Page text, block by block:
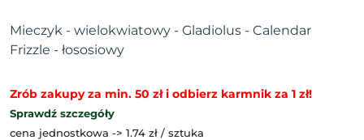
Mieczyk - wielokwiatowy - Gladiolus - Calendar
Frizzle - łososiowy
Zrób zakupy za min. 50 zł i odbierz karmnik za 1 zł!
Sprawdź szczegóły
cena jednostkowa -> 1.74 zł / sztuka